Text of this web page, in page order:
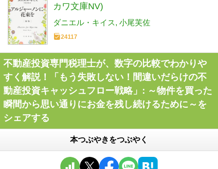
カワ文庫NV)
ダニエル・キイス 小尾芙佐
24117
不動産投資専門税理士が、数字の比較でわかりや
すく解説！「もう失敗しない！間違いだらけの不
動産投資キャッシュフロー戦略」: ～物件を買った
瞬間から思い通りにお金を残し続けるために～を
シェアする
本つぶやきをつぶやく